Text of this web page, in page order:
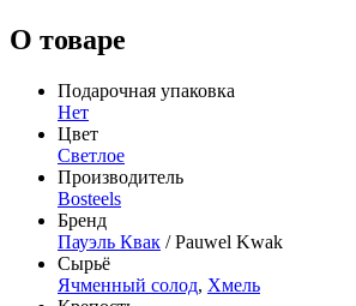
О товаре
Подарочная упаковка
Нет
Цвет
Светлое
Производитель
Bosteels
Бренд
Пауэль Квак / Pauwel Kwak
Сырьё
Ячменный солод, Хмель